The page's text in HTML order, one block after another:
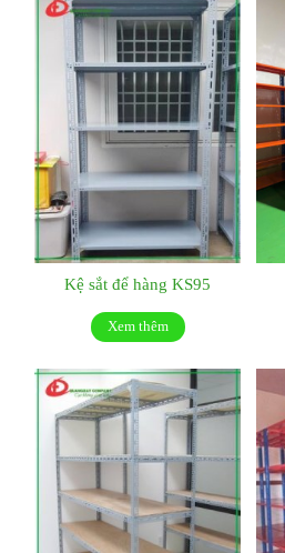
Kệ sắt để hàng KS95
Xem thêm